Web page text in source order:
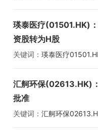
瑛泰医疗(01501.HK)
资股转为H股
关键词： 瑛泰医疗
汇舸环保(02613.HK)
批准
关键词： 汇舸环保